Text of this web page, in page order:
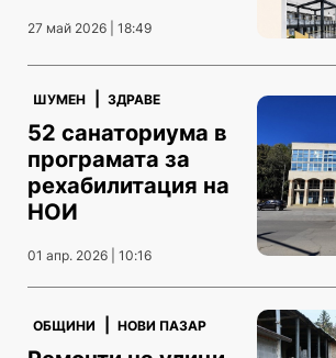
27 май 2026 | 18:49
ШУМЕН ЗДРАВЕ
52 санаториума в
програмата за
рехабилитация на
НОИ
01 апр. 2026 | 10:16
ОБЩИНИ НОВИ ПАЗАР